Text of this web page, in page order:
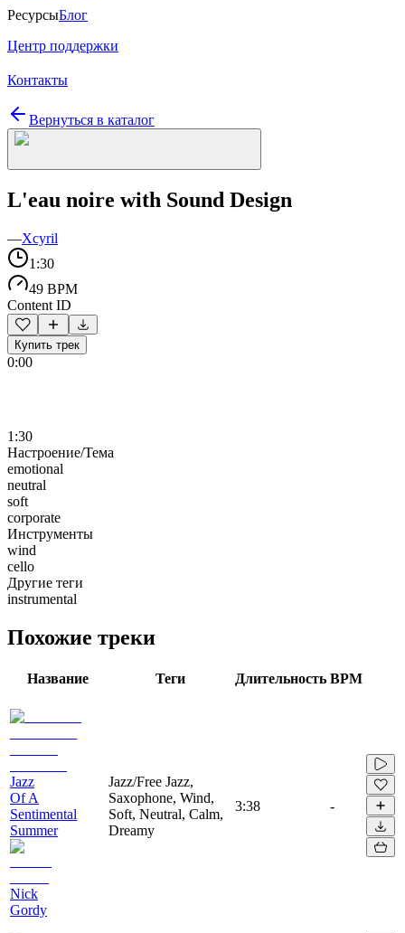
РесурсыБлог
Центр поддержки
Контакты
Вернуться в каталог
L'eau noire with Sound Design
—Xcyril
1:30
49 BPM
Content ID
Купить трек
0:00
1:30
Настроение/Тема
emotional
neutral
soft
corporate
Инструменты
wind
cello
Другие теги
instrumental
Похожие треки
Название Теги Длительность BPM
Jazz
Of A
Sentimental
Summer
Nick
Gordy
Jazz/Free Jazz,
Saxophone, Wind,
Soft, Neutral, Calm,
Dreamy
3:38 -